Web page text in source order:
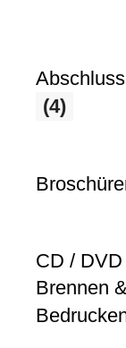
(4)
CD / DVD
Brennen